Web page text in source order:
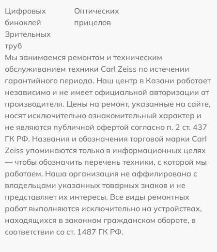
Цифровых
биноклей
Оптических
прицелов
Зрительных
труб
Мы занимаемся ремонтом и техническим
обслуживанием техники Carl Zeiss по истечении
гарантийного периода. Наш центр в Казани работает
независимо и не имеет официальной авторизации от
производителя. Цены на ремонт, указанные на сайте,
носят исключительно ознакомительный характер и
не являются публичной офертой согласно п. 2 ст. 437
ГК РФ. Названия и обозначения торговой марки Carl
Zeiss упоминаются только в информационных целях
— чтобы обозначить перечень техники, с которой мы
работаем. Наша организация не аффилирована с
владельцами указанных товарных знаков и не
представляет их интересы. Все виды ремонтных
работ выполняются исключительно на устройствах,
находящихся в законном гражданском обороте, в
соответствии со ст. 1487 ГК РФ.